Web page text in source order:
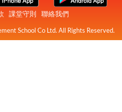
課堂守則 聯絡我們
School Co Ltd. All Rights Reserved.